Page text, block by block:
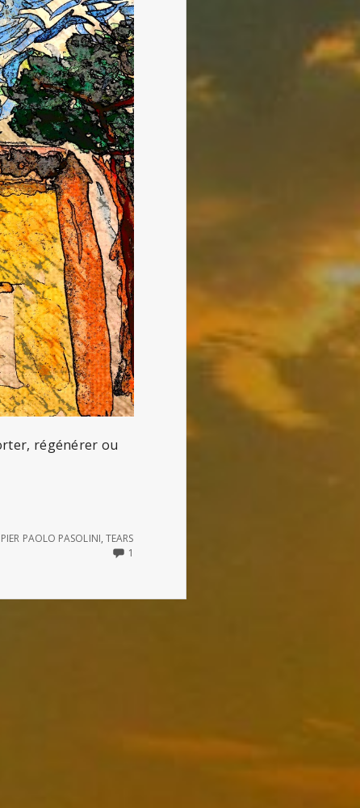
régénérer ou
PIER PAOLO PASOLINI,TEARS
1